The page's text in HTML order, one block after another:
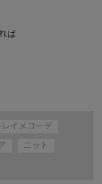
ば
レイメコーデ
ニット